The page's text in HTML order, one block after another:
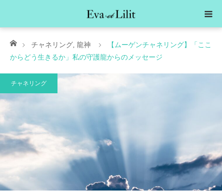
ホームチャネリング, 龍神
【ムーゲンチャネリング】「ここ
からどう生きるか」私の守護龍からのメッセージ
チャネリング